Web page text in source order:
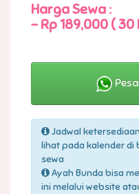
Harga Sewa :
- Rp 189,000 ( 30
Jadwal
lihat pada kalender di
sewa
Ayah Bunda bisa
ini melalui website